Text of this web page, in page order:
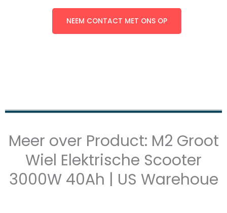
NEEM CONTACT MET ONS OP
Meer over Product: M2 Groot
Wiel Elektrische Scooter
3000W 40Ah | US Warehoue